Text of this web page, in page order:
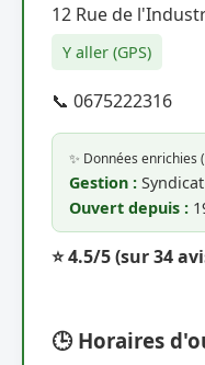
12 Rue de
Y aller (GPS)
📞 0675222316
✨ Données enrichies
Gestion :
Ouvert depuis :
⭐ 4.5/5(sur 34
🕒 Horaires